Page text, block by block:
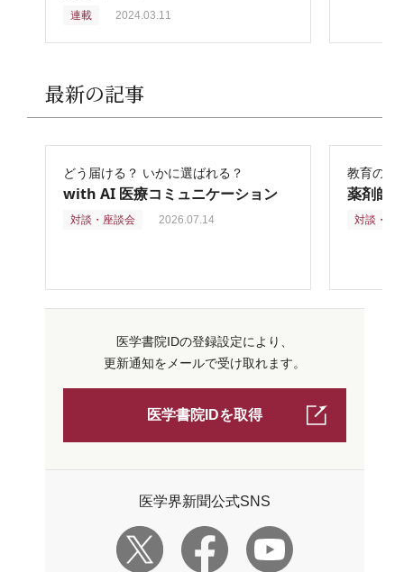
連載 2024.03.11
最新の記事
どう届ける？ いかに選ばれる？
with AI 医療コミュニケーション
対談・座談会 2026.07.14
教育の再
薬剤師
対談・座
医学書院IDの登録設定により、
更新通知をメールで受け取れます。
医学書院IDを取得
医学界新聞公式SNS